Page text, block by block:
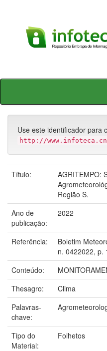
Skip
Use este identificador para
http://
Título:
AGRITEMPO:
Região S.
Ano de
publicação:
2022
Referência:
Boletim
n. 0422022, p.
Conteúdo:
Thesagro:
Clima
Palavras-
chave:
Tipo do
Material:
Folhetos